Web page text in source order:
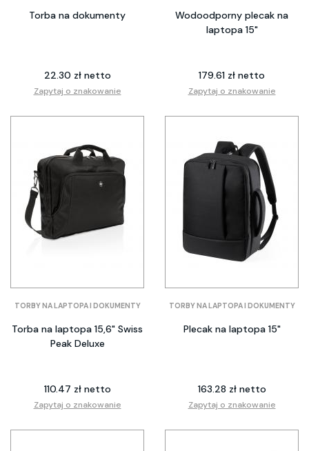
Torba na dokumenty
22.30 zł netto
Zapytaj o znakowanie
Wodoodporny plecak na
laptopa 15"
179.61 zł netto
Zapytaj o znakowanie
TORBY NA LAPTOPA I DOKUMENTY
Torba na laptopa 15,6" Swiss
Peak Deluxe
110.47 zł netto
Zapytaj o znakowanie
TORBY NA LAPTOPA I DOKUMENTY
Plecak na laptopa 15"
163.28 zł netto
Zapytaj o znakowanie